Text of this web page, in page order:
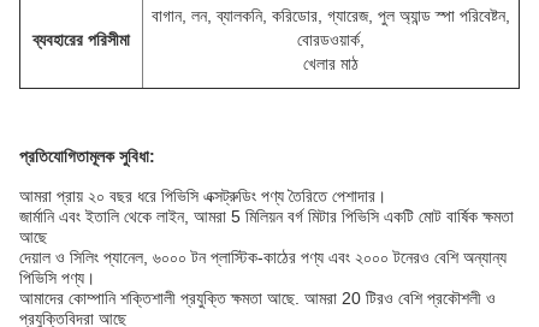
ব্যবহারের পরিসীমা
বাগান, লন, ব্যালকনি, করিডোর, গ্যারেজ, পুল অ্যান্ড স্পা পরিবেষ্টন,
বোরডওয়ার্ক,
খেলার মাঠ
প্রতিযোগিতামূলক সুবিধা:
আমরা প্রায় ২০ বছর ধরে পিভিসি এক্সট্রুডিং পণ্য তৈরিতে পেশাদার।
জার্মানি এবং ইতালি থেকে লাইন, আমরা 5 মিলিয়ন বর্গ মিটার পিভিসি একটি মোট বার্ষিক ক্ষমতা
আছে
দেয়াল ও সিলিং প্যানেল, ৬০০০ টন প্লাস্টিক-কাঠের পণ্য এবং ২০০০ টনেরও বেশি অন্যান্য
পিভিসি পণ্য।
আমাদের কোম্পানি শক্তিশালী প্রযুক্তি ক্ষমতা আছে. আমরা 20 টিরও বেশি প্রকৌশলী ও
প্রযুক্তিবিদরা আছে